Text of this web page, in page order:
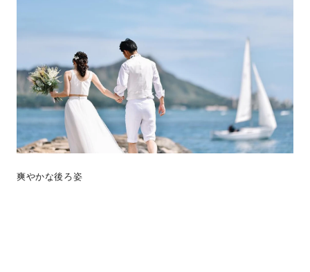
爽やかな後ろ姿